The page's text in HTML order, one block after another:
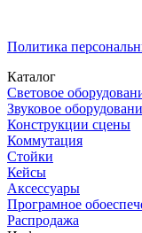
Политика
Каталог
Световое
Звуковое
Конструкции сцены
Коммутация
Стойки
Кейсы
Аксессуары
Програмное
Распродажа